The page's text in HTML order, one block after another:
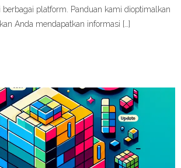
berbagai platform. Panduan kami dioptimalkan
Anda mendapatkan informasi […]